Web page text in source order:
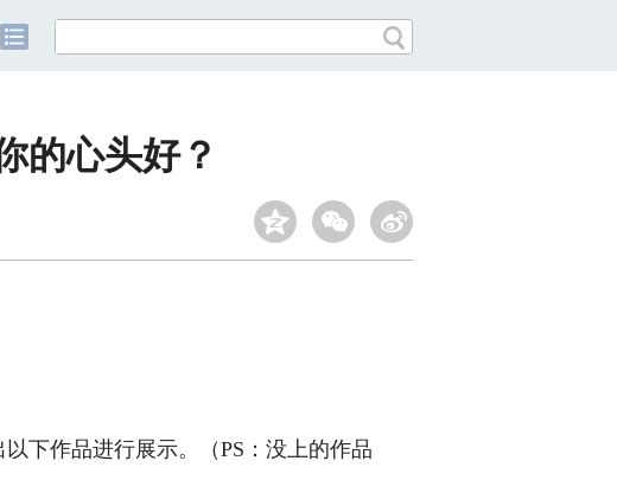
的心头好？
下作品进行展示。（PS：没上的作品